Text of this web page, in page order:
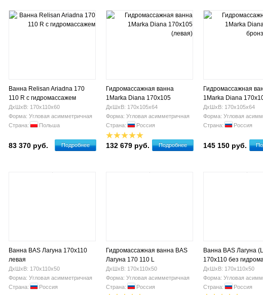
Ванна Relisan Ariadna 170
110 R с гидромассажем
ДхШхВ: 170х110х60
Форма: Угловая асимметричная
Страна:
Польша
83 370 руб. Подробнее
Гидромассажная ванна
1Marka Diana 170х105
(левая)
ДхШхВ: 170х105х64
Форма: Угловая асимметричная
Страна:
Россия
132 679 руб. Подробнее
Гидромассажная
1Marka Diana
(левая)
ДхШхВ: 170х105х64
Форма: Угловая
Страна:
Россия
145 150 руб.
Ванна BAS Лагуна 170х110
левая
ДхШхВ: 170х110х50
Форма: Угловая асимметричная
Страна:
Россия
Гидромассажная ванна BAS
Лагуна 170 110 L
ДхШхВ: 170х110х50
Форма: Угловая асимметричная
Страна:
Россия
Ванна BAS Лагуна
170х110 без
(правая)
ДхШхВ: 170х110х50
Форма: Угловая
Страна:
Россия